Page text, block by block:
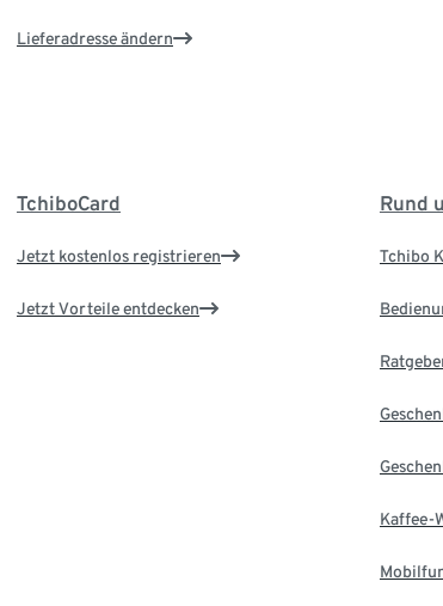
Lieferadresse ändern
TchiboCard
Jetzt kostenlos registrieren
Jetzt Vorteile entdecken
Rund
Tchibo
Kaffee-